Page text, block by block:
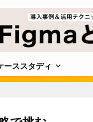
ーススタディ